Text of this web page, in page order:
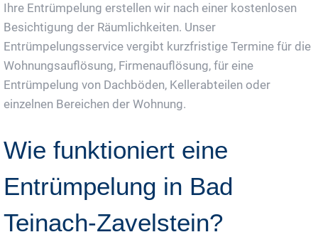
Ihre Entrümpelung erstellen wir nach einer kostenlosen
Besichtigung der Räumlichkeiten. Unser
Entrümpelungsservice vergibt kurzfristige Termine für die
Wohnungsauflösung, Firmenauflösung, für eine
Entrümpelung von Dachböden, Kellerabteilen oder
einzelnen Bereichen der Wohnung.
Wie funktioniert eine
Entrümpelung in Bad
Teinach-Zavelstein?